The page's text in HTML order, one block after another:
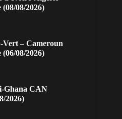
08/2026)
Vert – Cameroun
08/2026)
Ghana CAN
2026)